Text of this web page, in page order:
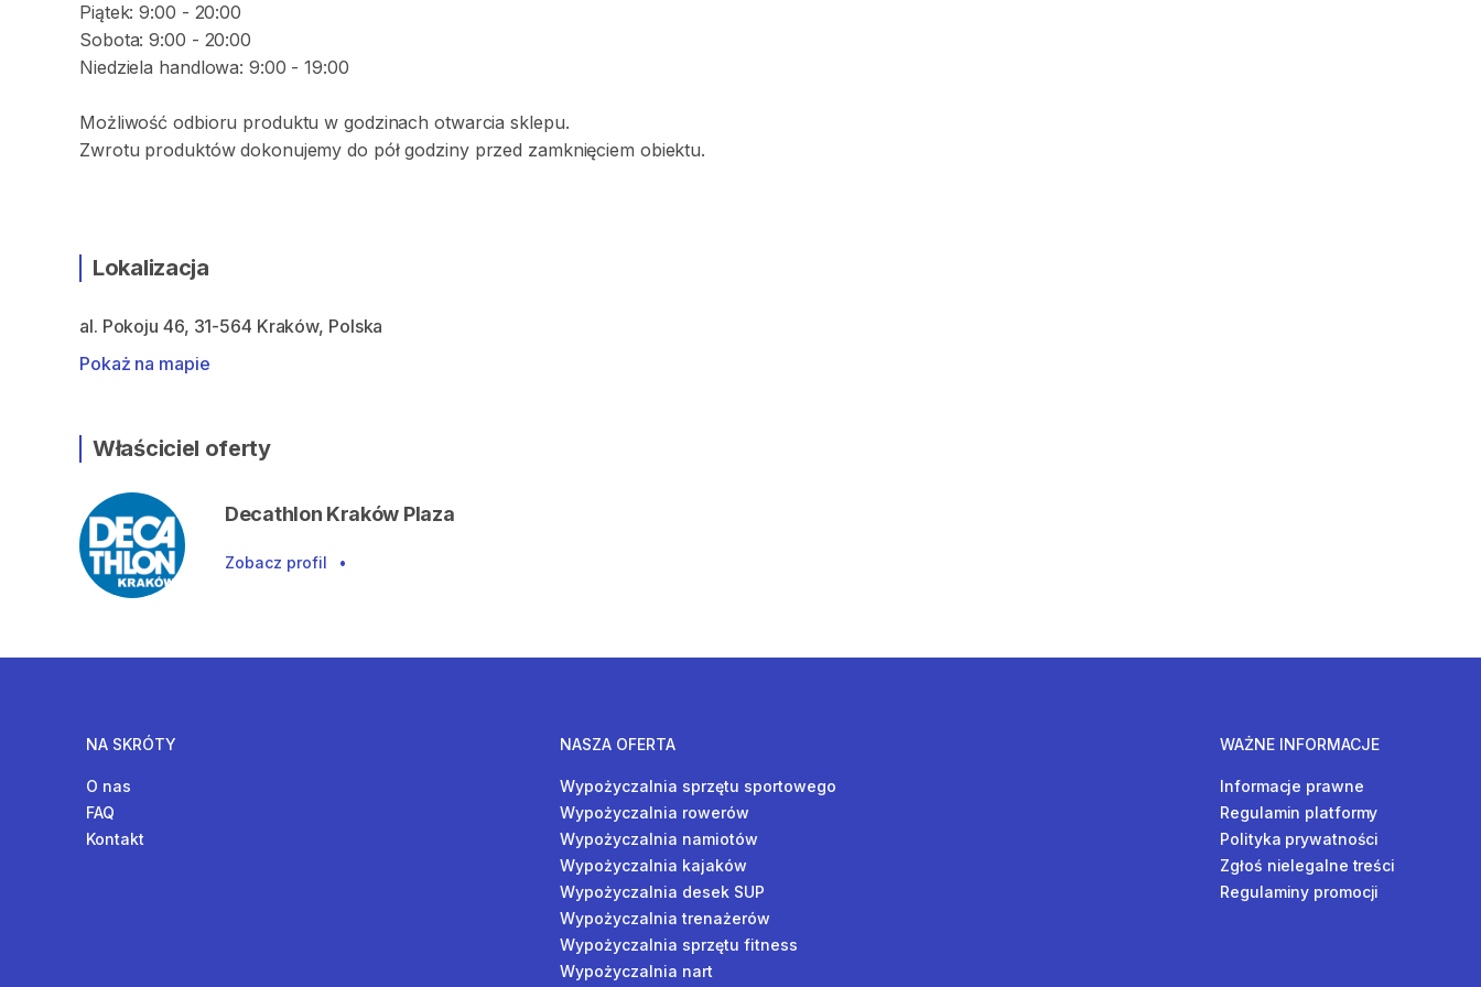
Piątek: 9:00 - 20:00
Sobota: 9:00 - 20:00
Niedziela handlowa: 9:00 - 19:00
Możliwość odbioru produktu w godzinach otwarcia sklepu.
Zwrotu produktów dokonujemy do pół godziny przed zamknięciem obiektu.
Lokalizacja
al. Pokoju 46, 31-564 Kraków, Polska
Pokaż na mapie
Właściciel oferty
Decathlon Kraków Plaza
Zobacz profil •
NA SKRÓTY
O nas
FAQ
Kontakt
NASZA OFERTA
Wypożyczalnia sprzętu sportowego
Wypożyczalnia rowerów
Wypożyczalnia namiotów
Wypożyczalnia kajaków
Wypożyczalnia desek SUP
Wypożyczalnia trenażerów
Wypożyczalnia sprzętu fitness
Wypożyczalnia nart
WAŻNE INFORMACJE
Informacje prawne
Regulamin platformy
Polityka prywatności
Zgłoś nielegalne treści
Regulaminy promocji